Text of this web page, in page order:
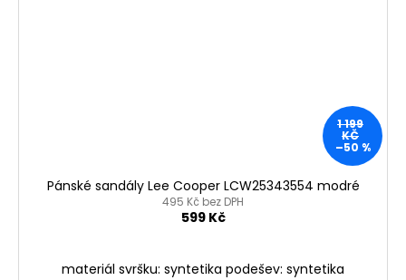
1 199
KČ
–50 %
Pánské sandály Lee Cooper LCW25343554 modré
495 Kč bez DPH
599 Kč
materiál svršku: syntetika podešev: syntetika